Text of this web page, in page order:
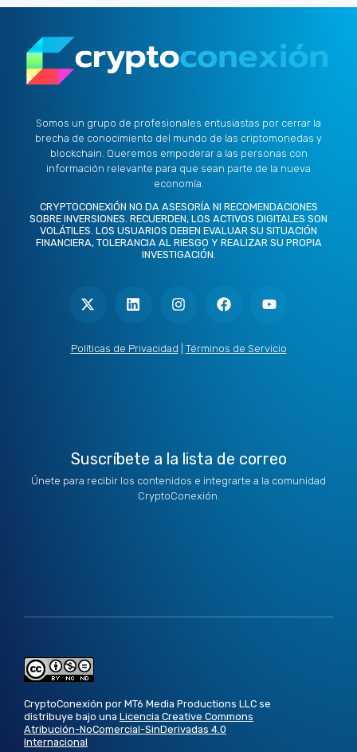
Somos un grupo de profesionales entusiastas por cerrar la
brecha de conocimiento del mundo de las criptomonedas y
blockchain. Queremos empoderar a las personas con
información relevante para que sean parte de la nueva
economía.
CRYPTOCONEXIÓN NO DA ASESORÍA NI RECOMENDACIONES
SOBRE INVERSIONES. RECUERDEN, LOS ACTIVOS DIGITALES SON
VOLÁTILES. LOS USUARIOS DEBEN EVALUAR SU SITUACIÓN
FINANCIERA, TOLERANCIA AL RIESGO Y REALIZAR SU PROPIA
INVESTIGACIÓN.
t
t
n
d
s
g
c
o
u
b
Políticas de Privacidad Términos de Servicio
Suscríbete a la lista de correo
Únete para recibir los contenidos e integrarte a la comunidad
CryptoConexión.
CryptoConexión por MT6 Media Productions LLC se
distribuye bajo una Licencia Creative Commons
Atribución-NoComercial-SinDerivadas 4.0
Internacional